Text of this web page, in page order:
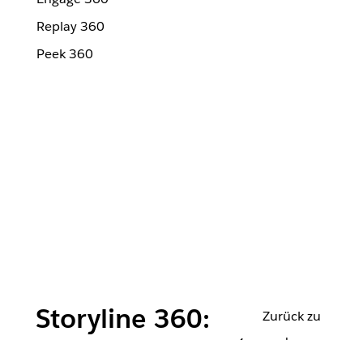
Replay 360
Peek 360
Storyline 360:
Zurück zu